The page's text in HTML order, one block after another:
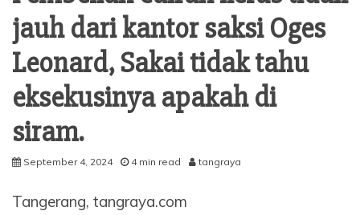
jauh dari kantor saksi Oges
Leonard, Sakai tidak tahu
eksekusinya apakah di
siram.
September 4, 2024 4 min read tangraya
Tangerang, tangraya.com